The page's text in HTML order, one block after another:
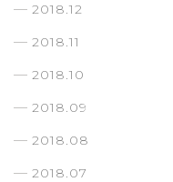
2018.12
2018.11
2018.10
2018.09
2018.08
2018.07